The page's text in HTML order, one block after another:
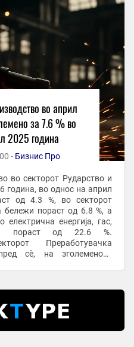
во април
за 7.6 % во
2025 година
- Бизнис Про
во секторот Рударство и
година, во однос на април
од 4.3 %, во секторот
бележи пораст од 6.8 %, а
енергија, гас,
пораст од 22.6 %.
Преработувачка
сѐ, на зголеменото